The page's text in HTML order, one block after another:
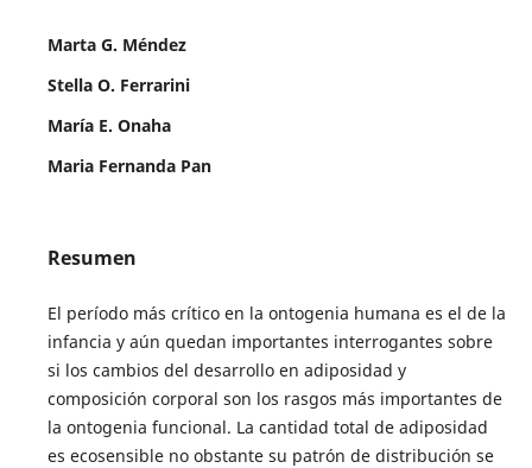
Marta G. Méndez
Stella O. Ferrarini
María E. Onaha
Maria Fernanda Pan
Resumen
El período más crítico en la ontogenia humana es el de la
infancia y aún quedan importantes interrogantes sobre
si los cambios del desarrollo en adiposidad y
composición corporal son los rasgos más importantes de
la ontogenia funcional. La cantidad total de adiposidad
es ecosensible no obstante su patrón de distribución se